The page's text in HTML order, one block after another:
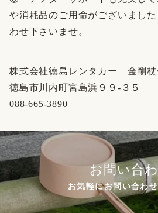
や消耗品のご用命がございまし
わせ下さいませ。
株式会社徳島レンタカー 金剛
徳島市川内町宮島浜９９-３５
088-665-3890
お問い合
お気軽にお問い合わ